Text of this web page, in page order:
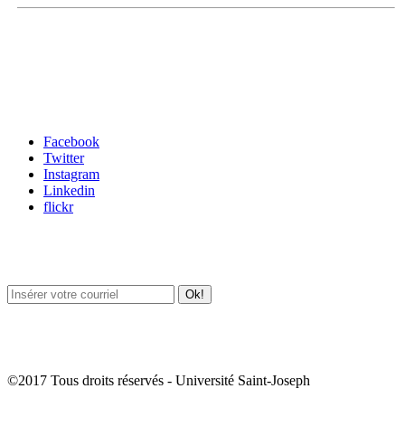
Facebook
Twitter
Instagram
Linkedin
flickr
©2017 Tous droits réservés - Université Saint-Joseph